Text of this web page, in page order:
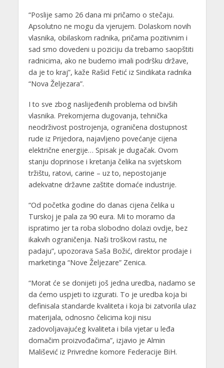
“Poslije samo 26 dana mi pričamo o stečaju.
Apsolutno ne mogu da vjerujem. Dolaskom novih
vlasnika, obilaskom radnika, pričama pozitivnim i
sad smo dovedeni u poziciju da trebamo saopštiti
radnicima, ako ne budemo imali podršku države,
da je to kraj”, kaže Rašid Fetić iz Sindikata radnika
“Nova Željezara”.
I to sve zbog naslijeđenih problema od bivših
vlasnika. Prekomjerna dugovanja, tehnička
neodrživost postrojenja, ograničena dostupnost
rude iz Prijedora, najavljeno povećanje cijena
električne energije… Spisak je dugačak. Ovom
stanju doprinose i kretanja čelika na svjetskom
tržištu, ratovi, carine – uz to, nepostojanje
adekvatne državne zaštite domaće industrije.
“Od početka godine do danas cijena čelika u
Turskoj je pala za 90 eura. Mi to moramo da
ispratimo jer ta roba slobodno dolazi ovdje, bez
ikakvih ograničenja. Naši troškovi rastu, ne
padaju”, upozorava Saša Božić, direktor prodaje i
marketinga “Nove Željezare” Zenica.
“Morat će se donijeti još jedna uredba, nadamo se
da ćemo uspjeti to izgurati. To je uredba koja bi
definisala standarde kvaliteta i koja bi zatvorila ulaz
materijala, odnosno čelicima koji nisu
zadovoljavajućeg kvaliteta i bila vjetar u leđa
domačim proizvođačima”, izjavio je Almin
Mališević iz Privredne komore Federacije BiH.